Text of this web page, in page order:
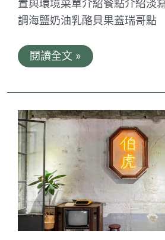
館
置與環境菜單介紹餐點介紹淡
調海鹽奶油乳酪貝果蓋瑞哥點
查
理
Coffee
Stand。
台
南
手
作
抹
茶
貝
果
及
閱讀全文 »